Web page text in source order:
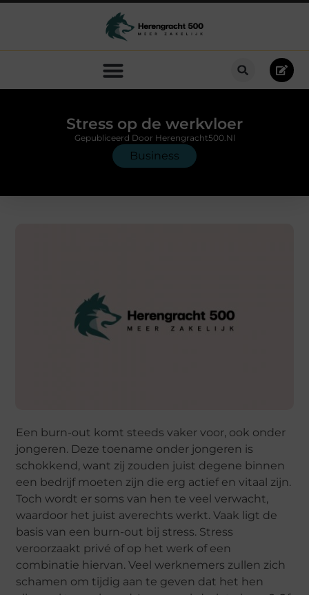
Stress op de werkvloer
Business
Gepubliceerd Door Herengracht500.nl
Een burn-out komt steeds vaker voor, ook onder
jongeren. Deze toename onder jongeren is
schokkend, want zij zouden juist degene binnen
een bedrijf moeten zijn die erg actief en vitaal zijn.
Toch wordt er soms van hen te veel verwacht,
waardoor het juist averechts werkt. Vaak ligt de
basis van een burn-out bij stress. Stress
veroorzaakt privé of op het werk of een
combinatie hiervan. Veel werknemers zullen zich
schamen om tijdig aan te geven dat het hen